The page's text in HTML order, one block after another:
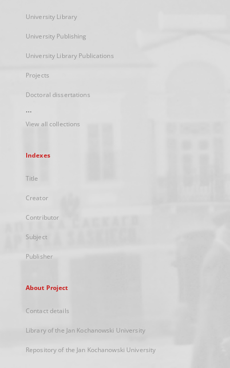
University Library
University Publishing
University Library Publications
Projects
Doctoral dissertations
...
View all collections
Indexes
Title
Creator
Contributor
Subject
Publisher
About Project
Contact details
Library of the Jan Kochanowski University
Repository of the Jan Kochanowski University